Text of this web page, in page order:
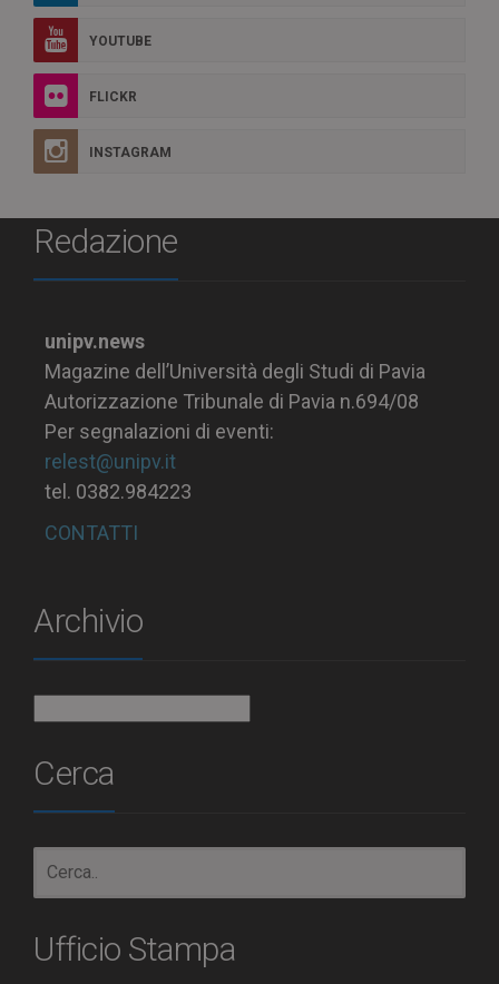
YOUTUBE
FLICKR
INSTAGRAM
Redazione
unipv.news
Magazine dell’Università degli Studi di Pavia
Autorizzazione Tribunale di Pavia n.694/08
Per segnalazioni di eventi:
relest@unipv.it
tel. 0382.984223
CONTATTI
Archivio
Cerca
Ufficio Stampa